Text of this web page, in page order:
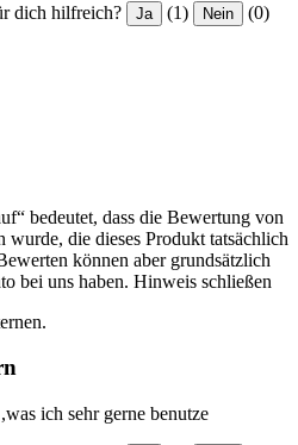
dich hilfreich? Ja (1) Nein (0)
bedeutet, dass die Bewertung von
wurde, die dieses Produkt tatsächlich
können aber grundsätzlich
bei uns haben. Hinweis schließen
ich sehr gerne benutze